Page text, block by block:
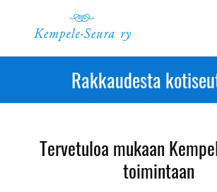
Rakkaudesta
Tervetuloa mukaan
toimintaan